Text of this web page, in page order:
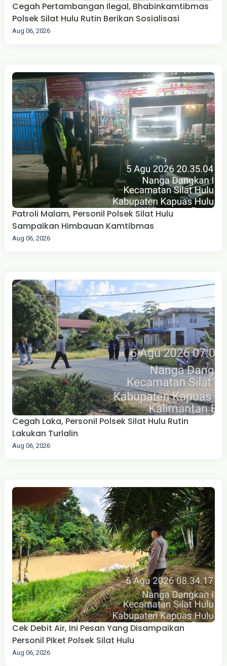
Cegah Pertambangan Ilegal, Bhabinkamtibmas
Polsek Silat Hulu Rutin Berikan Sosialisasi
Aug 06, 2026
Patroli Malam, Personil Polsek Silat Hulu
Sampaikan Himbauan Kamtibmas
Aug 06, 2026
Cegah Laka, Personil Polsek Silat Hulu Rutin
Lakukan Turlalin
Aug 06, 2026
Cek Debit Air, Ini Pesan Yang Disampaikan
Personil Piket Polsek Silat Hulu
Aug 06, 2026